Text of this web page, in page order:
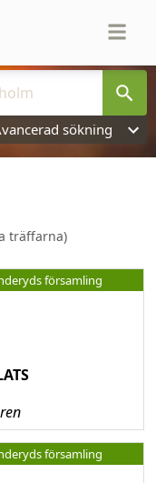
sökning
träffarna)
församling
församling